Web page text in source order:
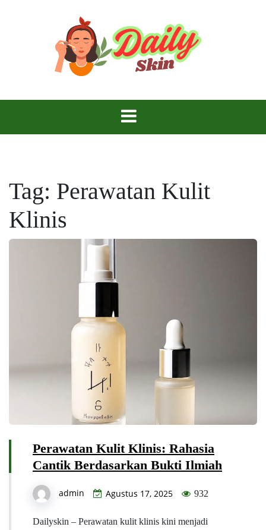
Daily Skin
Tag: Perawatan Kulit
Klinis
Perawatan Kulit Klinis: Rahasia
Cantik Berdasarkan Bukti Ilmiah
admin Agustus 17, 2025 932
Dailyskin – Perawatan kulit klinis kini menjadi